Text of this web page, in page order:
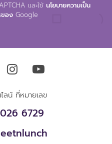
และใช้ นโยบายความเป็น
ของ Google
ลน์ ที่หมายเลข
6729